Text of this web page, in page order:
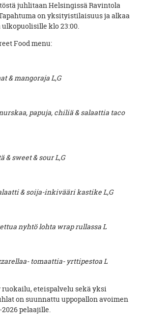
juhlitaan Helsingissä Ravintola
on yksityistilaisuus ja alkaa
ulkopuolisille klo 23:00.
Food menu:
& mangoraja L,G
papuja, chiliä & salaattia taco
sweet & sour L,G
& soija-inkivääri kastike L,G
nyhtö lohta wrap rullassa L
tomaattia- yrttipestoa L
eteispalvelu sekä yksi
on suunnattu uppopallon avoimen
pelaajille.